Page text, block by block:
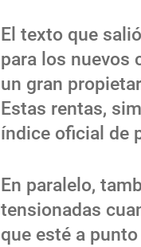
El texto que
para los nuevos
un gran
Estas rentas,
índice oficial de
En paralelo,
tensionadas
que esté a